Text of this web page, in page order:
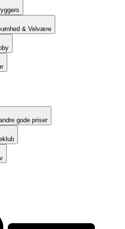
& Velvære
gode priser